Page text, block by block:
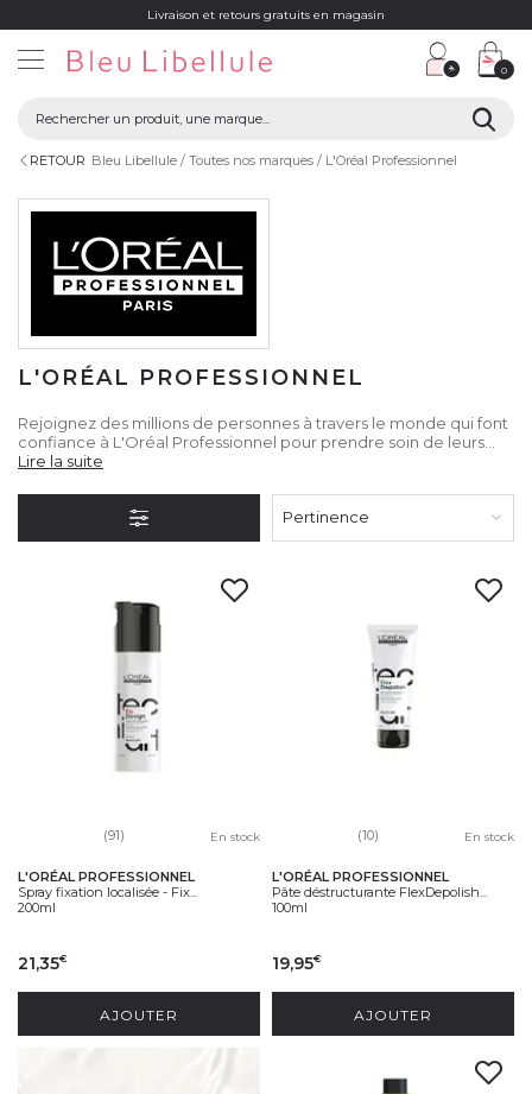
Livraison et retours gratuits en magasin
0
RETOUR Bleu Libellule Toutes nos marques L'Oréal Professionnel
L'ORÉAL PROFESSIONNEL
Rejoignez des millions de personnes à travers le monde qui font
confiance à L'Oréal Professionnel pour prendre soin de leurs
cheveux. Explorez la gamme complète de produits et
dans le monde de la coiffure.
Lire la suite
Pertinence
(91) En stock
L'ORÉAL PROFESSIONNEL
Spray fixation localisée - Fix...
200ml
21,35€
AJOUTER
(10) En stock
L'ORÉAL PROFESSIONNEL
Pâte déstructurante FlexDepolish...
100ml
19,95€
AJOUTER